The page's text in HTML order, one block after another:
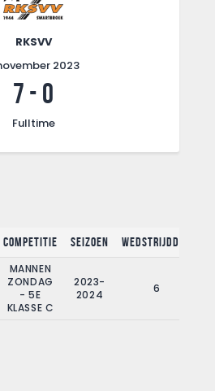
RKSVV
2023
7 - 0
Fulltime
Competitie Seizoen Wedstrijddag
MANNEN
ZONDAG
- 5E
KLASSE C
2023-
2024
6